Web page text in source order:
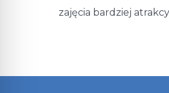
zajęcia bardziej